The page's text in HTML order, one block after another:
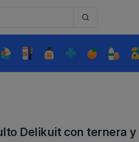
Delikuit con ternera